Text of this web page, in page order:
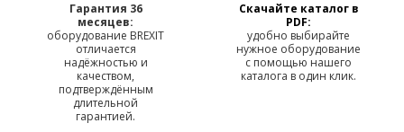
Гарантия 36
месяцев:
оборудование BREXIT
отличается
надёжностью и
качеством,
подтверждённым
длительной
гарантией.
Скачайте каталог в
PDF:
удобно выбирайте
нужное оборудование
с помощью нашего
каталога в один клик.